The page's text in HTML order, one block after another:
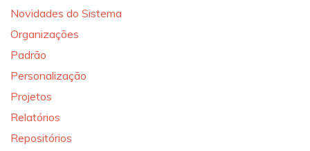
Novidades do Sistema
Organizações
Padrão
Personalização
Projetos
Relatórios
Repositórios